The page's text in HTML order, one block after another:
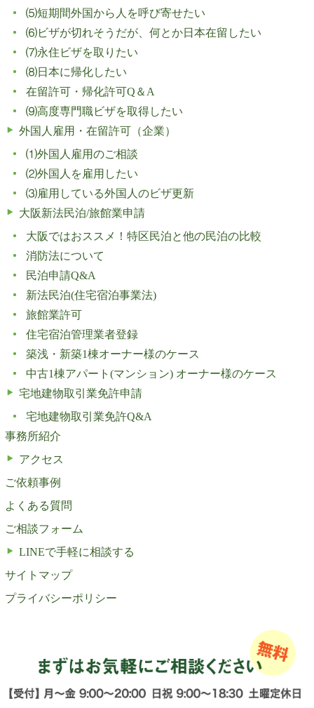
⑸短期間外国から人を呼び寄せたい
⑹ビザが切れそうだが、何とか日本在留したい
⑺永住ビザを取りたい
⑻日本に帰化したい
在留許可・帰化許可Q＆A
⑼高度専門職ビザを取得したい
外国人雇用・在留許可（企業）
⑴外国人雇用のご相談
⑵外国人を雇用したい
⑶雇用している外国人のビザ更新
大阪新法民泊/旅館業申請
大阪ではおススメ！特区民泊と他の民泊の比較
消防法について
民泊申請Q&A
新法民泊(住宅宿泊事業法)
旅館業許可
住宅宿泊管理業者登録
築浅・新築1棟オーナー様のケース
中古1棟アパート(マンション) オーナー様のケース
宅地建物取引業免許申請
宅地建物取引業免許Q&A
事務所紹介
アクセス
ご依頼事例
よくある質問
ご相談フォーム
LINEで手軽に相談する
サイトマップ
プライバシーポリシー